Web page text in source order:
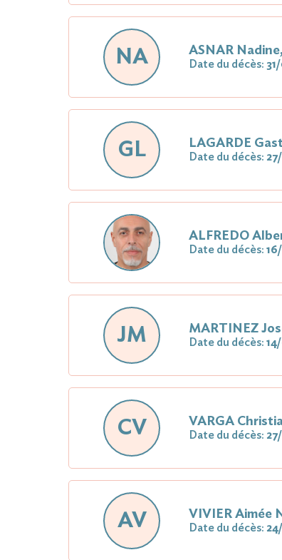
NA ASNAR
Date du décès:
GL LAGARDE
Date du décès:
ALFREDO
Date du décès:
JM MARTINEZ
Date du décès:
CV VARGA
Date du décès:
AV VIVIER Aimée
Date du décès: